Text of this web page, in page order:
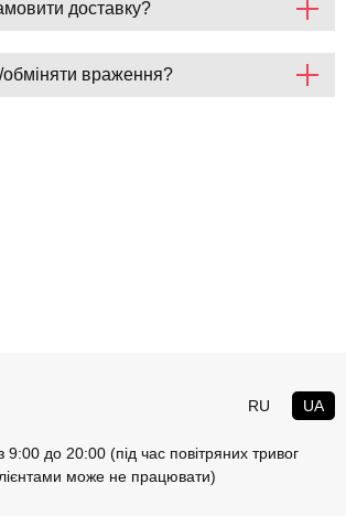
доставку?
обміняти враження?
RU UA
до 20:00 (під час повітряних тривог
може не працювати)